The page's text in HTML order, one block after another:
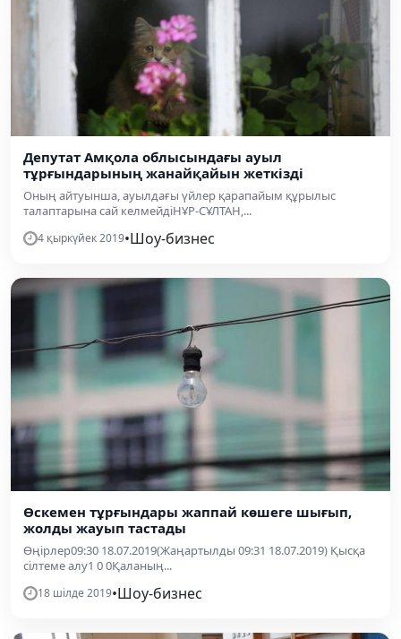
Депутат Амқола облысындағы ауыл
тұрғындарының жанайқайын жеткізді
Оның айтуынша, ауылдағы үйлер қарапайым құрылыс
талаптарына сай келмейдіНҰР-СҰЛТАН,...
4 қыркүйек 2019•Шоу-бизнес
Өскемен тұрғындары жаппай көшеге шығып,
жолды жауып тастады
Өңірлер09:30 18.07.2019(Жаңартылды 09:31 18.07.2019) Қысқа
сілтеме алу1 0 0Қаланың...
18 шілде 2019•Шоу-бизнес